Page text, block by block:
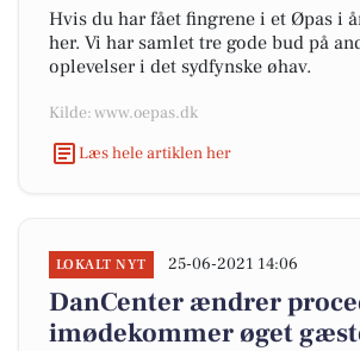
Hvis du har fået fingrene i et Øpas i
her. Vi har samlet tre gode bud på
oplevelser i det sydfynske øhav.
Kilde: www.oepas.dk
Læs hele artiklen her
LOKALT NYT 25-06-2021 14:06
DanCenter ændrer
imødekommer øget